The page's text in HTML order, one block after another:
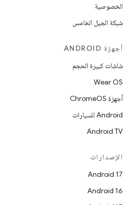
الخصوصية
شبكة الجيل الخامس
أجهزة ANDROID
شاشات كبيرة الحجم
Wear OS
أجهزة ChromeOS
Android للسيارات
Android TV
الإصدارات
Android 17
Android 16